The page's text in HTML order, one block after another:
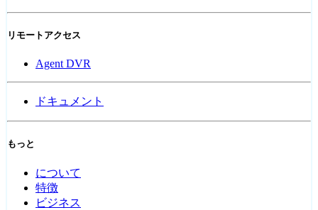
リモートアクセス
Agent DVR
ドキュメント
もっと
について
特徴
ビジネス